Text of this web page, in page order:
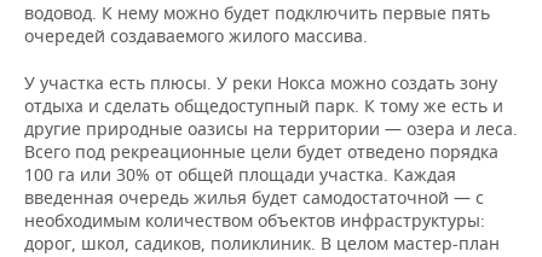
водовод. К нему можно будет подключить первые пять
очередей создаваемого жилого массива.
У участка есть плюсы. У реки Нокса можно создать зону
отдыха и сделать общедоступный парк. К тому же есть и
другие природные оазисы на территории — озера и леса.
Всего под рекреационные цели будет отведено порядка
100 га или 30% от общей площади участка. Каждая
введенная очередь жилья будет самодостаточной — с
необходимым количеством объектов инфраструктуры:
дорог, школ, садиков, поликлиник. В целом мастер-план